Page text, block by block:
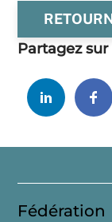
Partagez
Fédération